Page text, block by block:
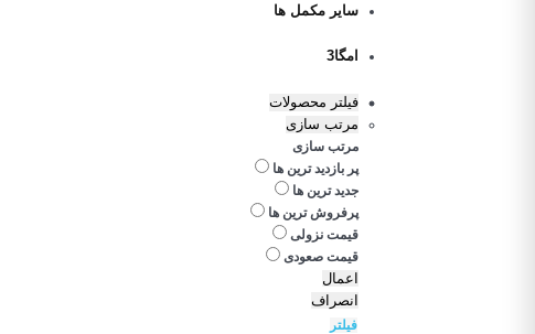
سایر مکمل ها
امگا3
فیلتر محصولات
مرتب سازی
مرتب سازی
پر بازدید ترین ها
جدید ترین ها
پرفروش ترین ها
قیمت نزولی
قیمت صعودی
اعمال
انصراف
فیلتر